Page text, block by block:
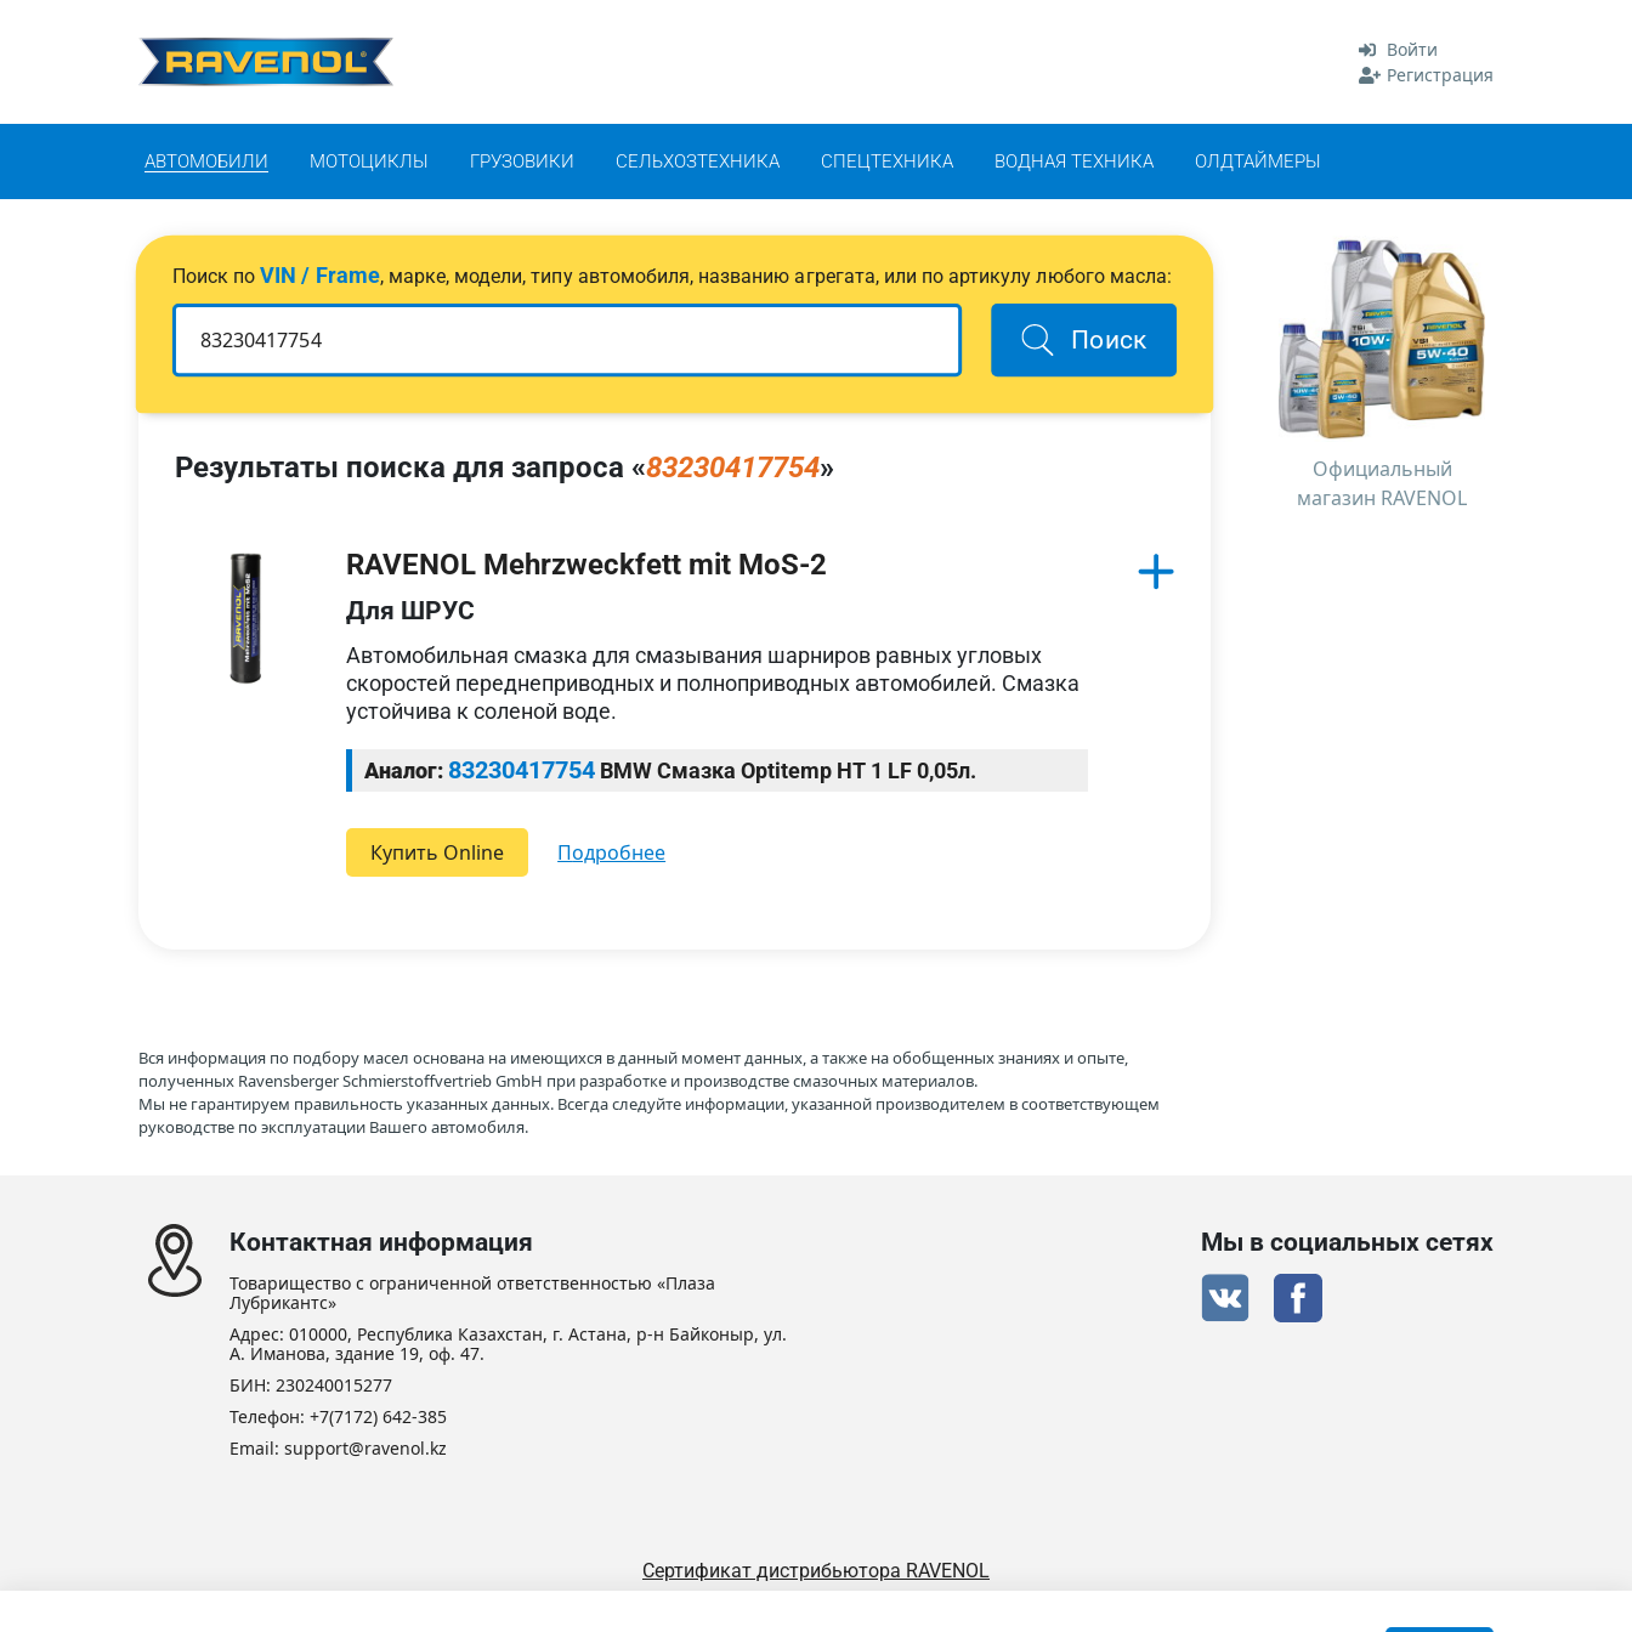
Войти
Регистрация
АВТОМОБИЛИ МОТОЦИКЛЫ ГРУЗОВИКИ СЕЛЬХОЗТЕХНИКА СПЕЦТЕХНИКА ВОДНАЯ ТЕХНИКА ОЛДТАЙМЕРЫ
Поиск поVIN / Frame, марке, модели, типу автомобиля, названию агрегата, или по артикулу любого масла:
Поиск
Результаты поиска для запроса «83230417754»
RAVENOL Mehrzweckfett mit MoS-2
Для ШРУС
Автомобильная смазка для смазывания шарниров равных угловых
скоростей переднеприводных и полноприводных автомобилей. Смазка
устойчива к соленой воде.
Аналог: 83230417754 BMW Смазка Optitemp HT 1 LF 0,05л.
Купить Online подробнее
Официальный
магазин RAVENOL
Вся информация по подбору масел основана на имеющихся в данный момент данных, а также на обобщенных знаниях и опыте,
полученных Ravensberger Schmierstoffvertrieb GmbH при разработке и производстве смазочных материалов.
Мы не гарантируем правильность указанных данных. Всегда следуйте информации, указанной производителем в соответствующем
руководстве по эксплуатации Вашего автомобиля.
Контактная информация
Товарищество с ограниченной ответственностью «Плаза
Лубрикантс»
Адрес: 010000, Республика Казахстан, г. Астана, р-н Байконыр, ул.
А. Иманова, здание 19, оф. 47.
БИН: 230240015277
Телефон: +7(7172) 642-385
Email: support@ravenol.kz
Мы в социальных сетях
Сертификат дистрибьютора RAVENOL